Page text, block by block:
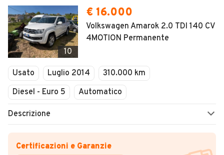
10
€ 16.000
Volkswagen Amarok 2.0 TDI 140 CV
4MOTION Permanente
Usato Luglio 2014
310.000 km
Diesel - Euro 5
Automatico
Descrizione
Certificazioni e Garanzie